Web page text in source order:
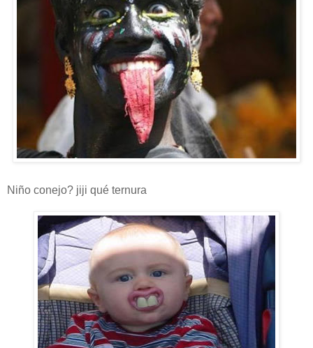
Niño conejo? jiji qué ternura